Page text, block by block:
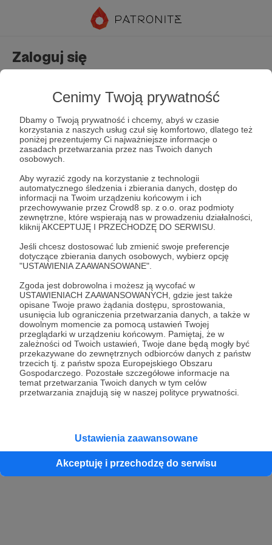
Cenimy Twoją prywatność
Dbamy o Twoją prywatność i chcemy, abyś w czasie
korzystania z naszych usług czuł się komfortowo, dlatego też
poniżej prezentujemy Ci najważniejsze informacje o
zasadach przetwarzania przez nas Twoich danych
osobowych.
Aby wyrazić zgody na korzystanie z technologii
automatycznego śledzenia i zbierania danych, dostęp do
informacji na Twoim urządzeniu końcowym i ich
przechowywanie przez Crowd8 sp. z o.o. oraz podmioty
zewnętrzne, które wspierają nas w prowadzeniu działalności,
kliknij AKCEPTUJĘ I PRZECHODZĘ DO SERWISU.
Jeśli chcesz dostosować lub zmienić swoje preferencje
dotyczące zbierania danych osobowych, wybierz opcję
"USTAWIENIA ZAAWANSOWANE".
Zgoda jest dobrowolna i możesz ją wycofać w
USTAWIENIACH ZAAWANSOWANYCH, gdzie jest także
opisane Twoje prawo żądania dostępu, sprostowania,
usunięcia lub ograniczenia przetwarzania danych, a także w
dowolnym momencie za pomocą ustawień Twojej
przeglądarki w urządzeniu końcowym. Pamiętaj, że w
zależności od Twoich ustawień, Twoje dane będą mogły być
przekazywane do zewnętrznych odbiorców danych z państw
trzecich tj. z państw spoza Europejskiego Obszaru
Gospodarczego. Pozostałe szczegółowe informacje na
temat przetwarzania Twoich danych w tym celów
przetwarzania znajdują się w naszej polityce prywatności.
Ustawienia zaawansowane
Akceptuję i przechodzę do serwisu
Zaloguj się
Zapamiętaj mnie Zapomniałeś hasła?
Zaloguj
lub
Kontynuuj z Google
Kontynuuj z Facebook
Kontynuuj z Apple
konta przez osobę niepełnoletnią” dostępny w regulaminie Patronite.pl